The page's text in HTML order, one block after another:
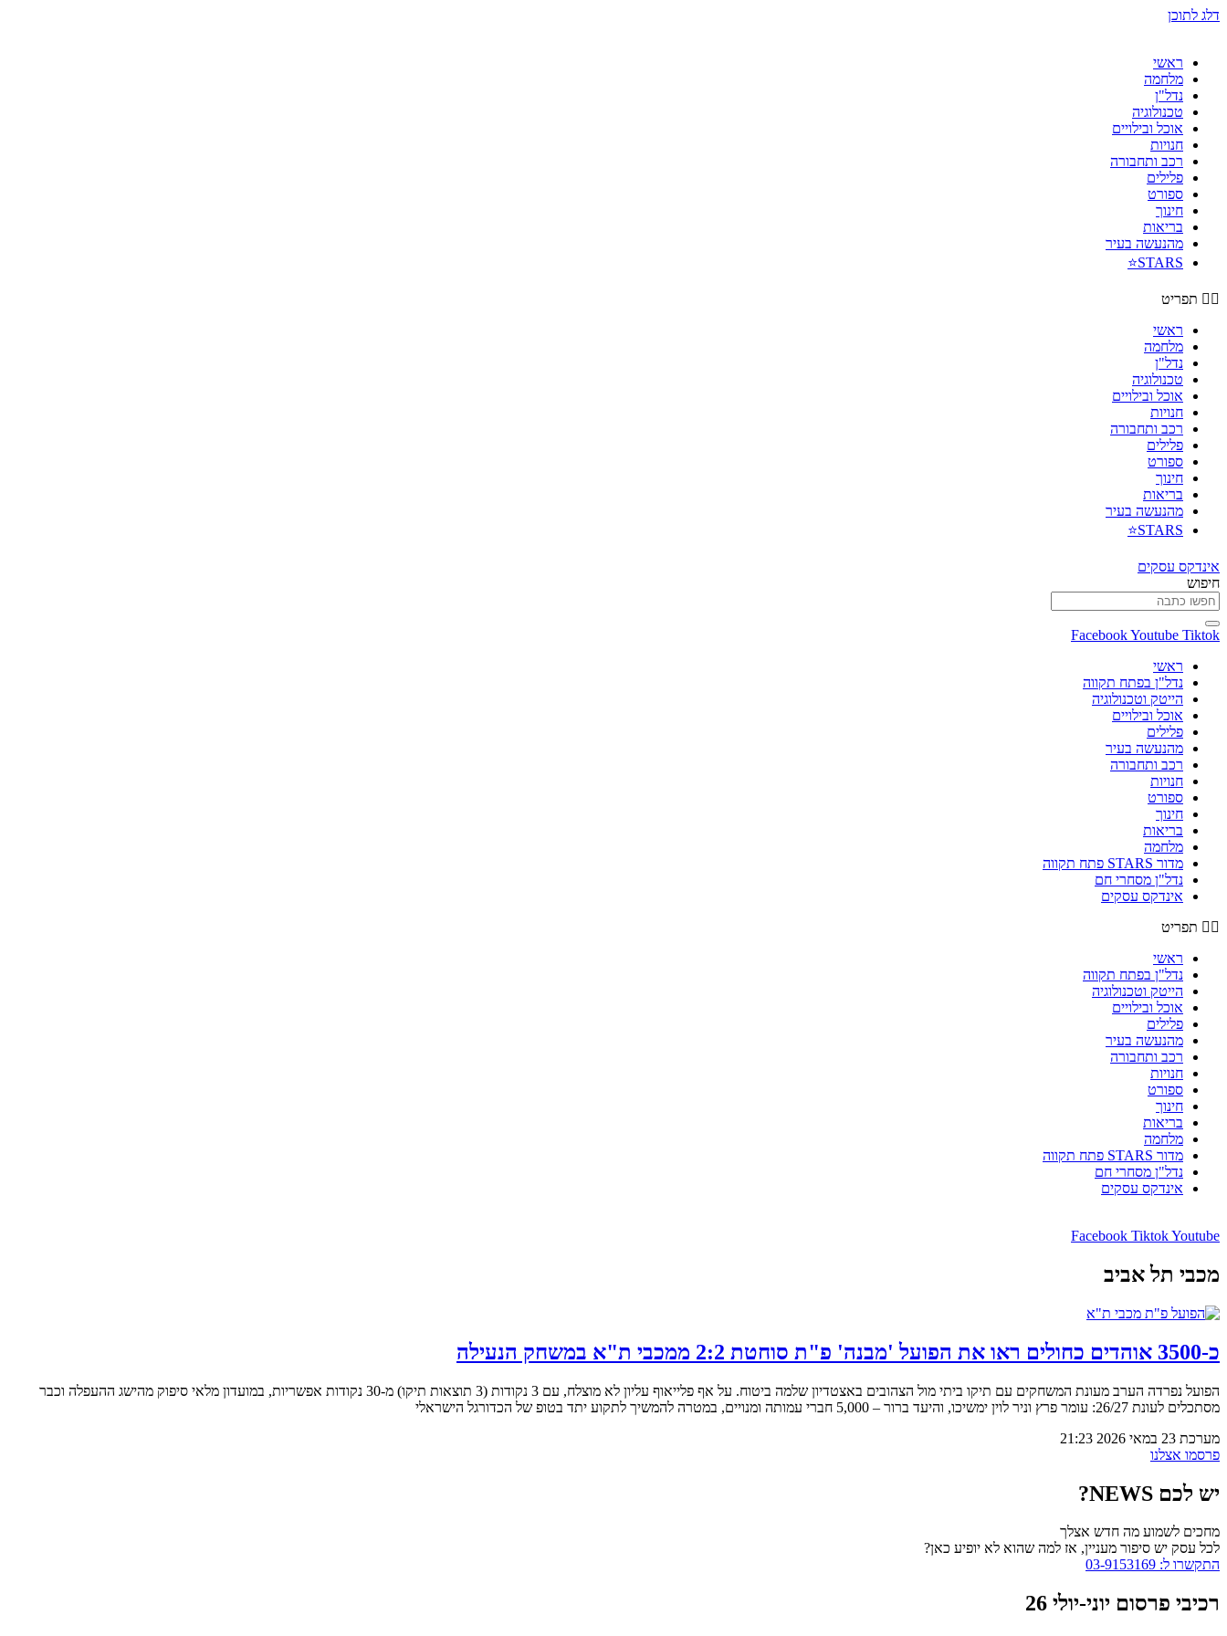
דלג לתוכן
ראשי
מלחמה
נדל"ן
טכנולוגיה
אוכל ובילויים
חנויות
רכב ותחבורה
פלילים
ספורט
חינוך
בריאות
מהנעשה בעיר
STARS⭐
תפריט
ראשי
מלחמה
נדל"ן
טכנולוגיה
אוכל ובילויים
חנויות
רכב ותחבורה
פלילים
ספורט
חינוך
בריאות
מהנעשה בעיר
STARS⭐
אינדקס עסקים
חיפוש
FacebookYoutube Tiktok
ראשי
נדל"ן בפתח תקווה
הייטק וטכנולוגיה
אוכל ובילויים
פלילים
מהנעשה בעיר
רכב ותחבורה
חנויות
ספורט
חינוך
בריאות
מלחמה
מדור STARS פתח תקווה
נדל"ן מסחרי חם
אינדקס עסקים
תפריט
ראשי
נדל"ן בפתח תקווה
הייטק וטכנולוגיה
אוכל ובילויים
פלילים
מהנעשה בעיר
רכב ותחבורה
חנויות
ספורט
חינוך
בריאות
מלחמה
מדור STARS פתח תקווה
נדל"ן מסחרי חם
אינדקס עסקים
Facebook TiktokYoutube
מכבי תל אביב
כ-3500 אוהדים כחולים ראו את הפועל 'מבנה' פ"ת סוחטת 2:2 ממכבי ת"א במשחק הנעילה
הפועל נפרדה הערב מעונת המשחקים עם תיקו ביתי מול הצהובים באצטדיון שלמה ביטוח. על אף פלייאוף עליון לא מוצלח, עם 3 נקודות (3 תוצאות תיקו) מ-30 נקודות אפשריות, במועדון מלאי סיפוק מהישג ההעפלה וכבר
מסתכלים לעונת 26/27: עומר פרץ וניר לוין ימשיכו, והיעד ברור – 5,000 חברי עמותה ומנויים, במטרה להמשיך לתקוע יתד בטופ של הכדורגל הישראלי
מערכת 23 במאי 2026
21:23
פרסמו אצלנו
יש לכם NEWS?
מחכים לשמוע מה חדש אצלך
לכל עסק יש סיפור מעניין, אז למה שהוא לא יופיע כאן?
התקשרו ל: 03-9153169
רכיבי פרסום יוני-יולי 26